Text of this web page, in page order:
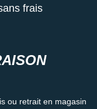
frais
retrait en magasin